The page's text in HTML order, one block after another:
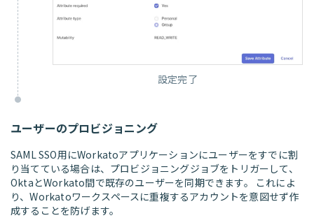
設定完了
ユーザーのプロビジョニング
SAML SSO用にWorkatoアプリケーションにユーザーをすでに割
り当てている場合は、プロビジョニングジョブをトリガーして、
OktaとWorkato間で既存のユーザーを同期できます。 これによ
り、Workatoワークスペースに重複するアカウントを意図せず作
成することを防げます。